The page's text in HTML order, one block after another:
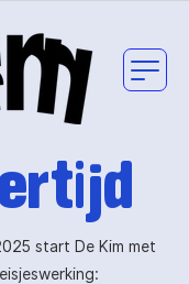
start De Kim met